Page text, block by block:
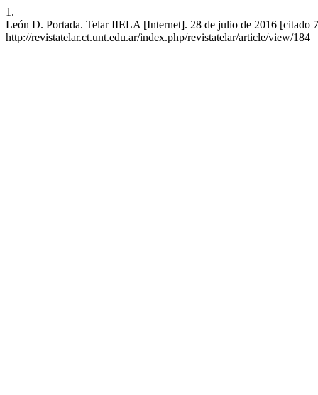
1.
León D. Portada. Telar IIELA [Internet]. 28 de julio de 2016 [citado
http://revistatelar.ct.unt.edu.ar/index.php/revistatelar/article/view/184